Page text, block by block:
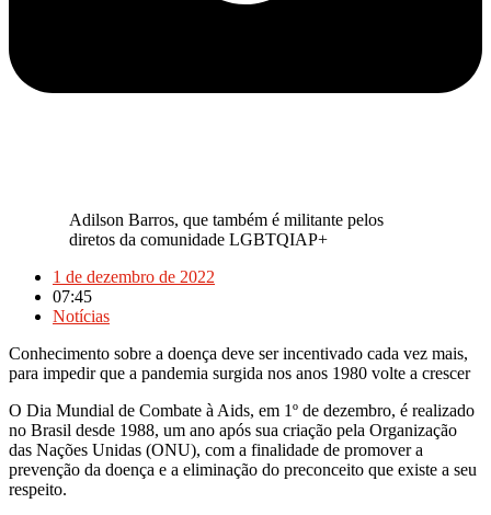
Adilson Barros, que também é militante pelos
diretos da comunidade LGBTQIAP+
1 de dezembro de 2022
07:45
Notícias
Conhecimento sobre a doença deve ser incentivado cada vez mais,
para impedir que a pandemia surgida nos anos 1980 volte a crescer
O Dia Mundial de Combate à Aids, em 1º de dezembro, é realizado
no Brasil desde 1988, um ano após sua criação pela Organização
das Nações Unidas (ONU), com a finalidade de promover a
prevenção da doença e a eliminação do preconceito que existe a seu
respeito.